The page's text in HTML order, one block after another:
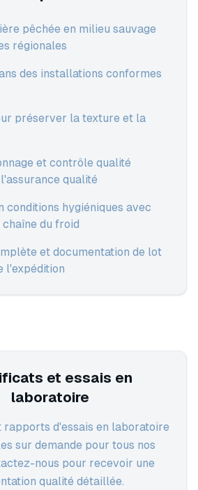
pêchée en milieu sauvage
régionales
des installations conformes
préserver la texture et la
et contrôle qualité
qualité
conditions hygiéniques avec
du froid
et documentation de lot
l'expédition
et essais en
laboratoire
d'essais en laboratoire
sur demande pour tous nos
nous pour recevoir une
qualité détaillée.